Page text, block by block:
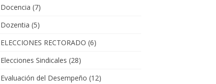
Docencia (7)
Dozentia (5)
ELECCIONES RECTORADO (6)
Elecciones Sindicales (28)
Evaluación del Desempeño (12)